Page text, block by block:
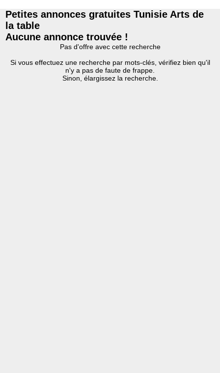
Petites annonces gratuites Tunisie Arts de
la table
Aucune annonce trouvée !
Pas d'offre avec cette recherche
Si vous effectuez une recherche par mots-clés, vérifiez bien qu'il
n'y a pas de faute de frappe.
Sinon, élargissez la recherche.